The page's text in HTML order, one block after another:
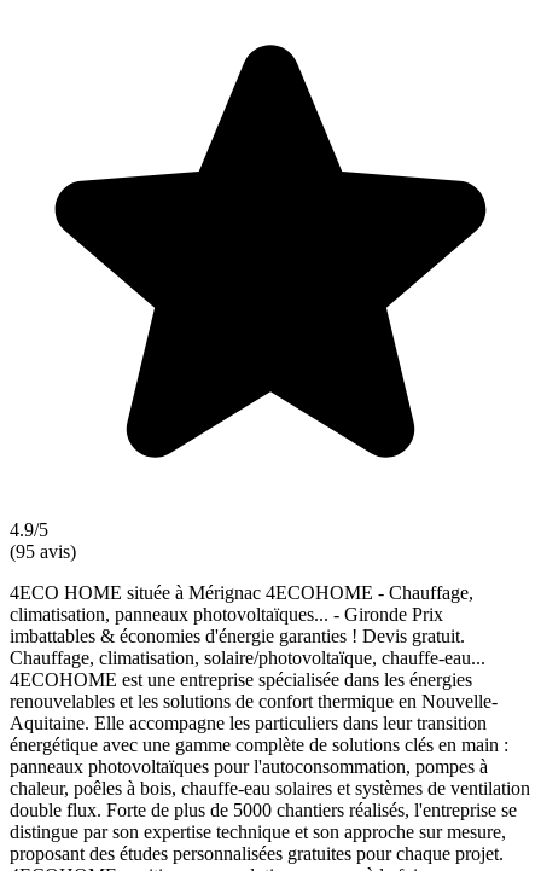
4.9/5
(95 avis)
4ECO HOME située à Mérignac 4ECOHOME - Chauffage,
climatisation, panneaux photovoltaïques... - Gironde Prix
imbattables & économies d'énergie garanties ! Devis gratuit.
Chauffage, climatisation, solaire/photovoltaïque, chauffe-eau...
4ECOHOME est une entreprise spécialisée dans les énergies
renouvelables et les solutions de confort thermique en Nouvelle-
Aquitaine. Elle accompagne les particuliers dans leur transition
énergétique avec une gamme complète de solutions clés en main :
panneaux photovoltaïques pour l'autoconsommation, pompes à
chaleur, poêles à bois, chauffe-eau solaires et systèmes de ventilation
double flux. Forte de plus de 5000 chantiers réalisés, l'entreprise se
distingue par son expertise technique et son approche sur mesure,
proposant des études personnalisées gratuites pour chaque projet.